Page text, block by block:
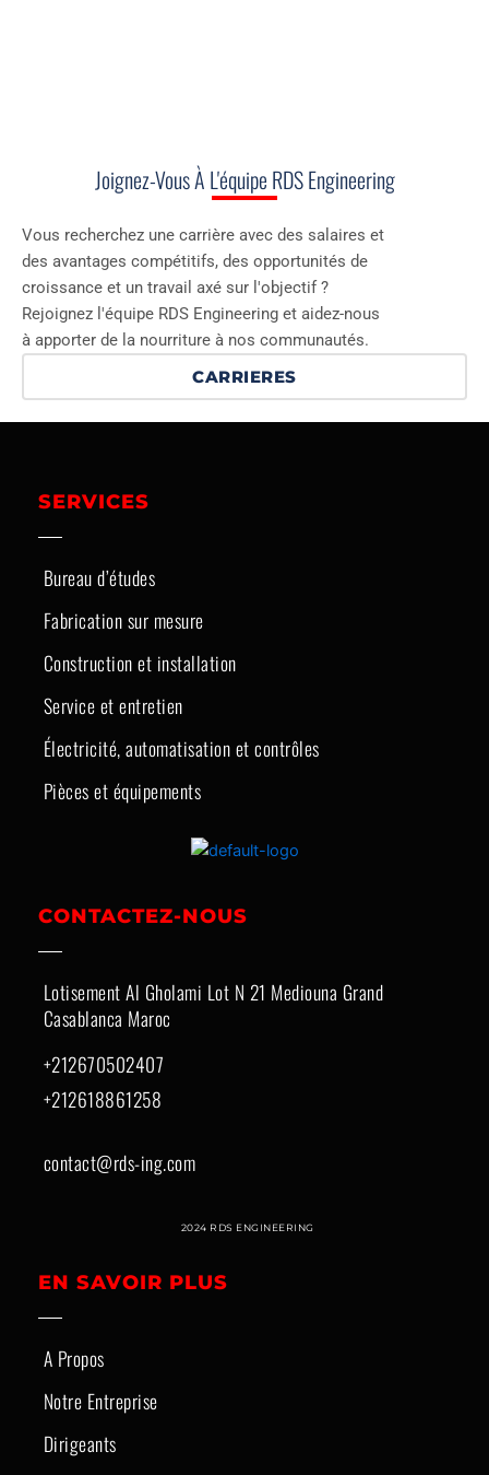
Joignez-Vous À L'équipe RDS Engineering
Vous recherchez une carrière avec des salaires et
des avantages compétitifs, des opportunités de
croissance et un travail axé sur l'objectif ?
Rejoignez l'équipe RDS Engineering et aidez-nous
à apporter de la nourriture à nos communautés.
CARRIERES
SERVICES
Bureau d’études
Fabrication sur mesure
Construction et installation
Service et entretien
Électricité, automatisation et contrôles
Pièces et équipements
CONTACTEZ-NOUS
Lotisement Al Gholami Lot N 21 Mediouna Grand
Casablanca Maroc
+212670502407
+212618861258
contact@rds-ing.com
2024 RDS ENGINEERING
EN SAVOIR PLUS
A Propos
Notre Entreprise
Dirigeants